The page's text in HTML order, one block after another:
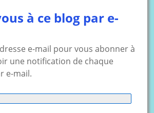
à ce blog par e-
e-mail pour vous abonner à
une notification de chaque
e-mail.